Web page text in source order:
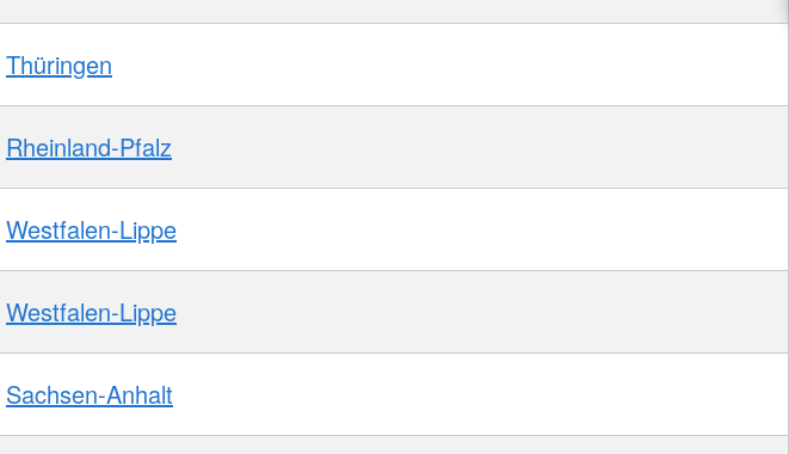
Thüringen
Rheinland-Pfalz
Westfalen-Lippe
Westfalen-Lippe
Sachsen-Anhalt